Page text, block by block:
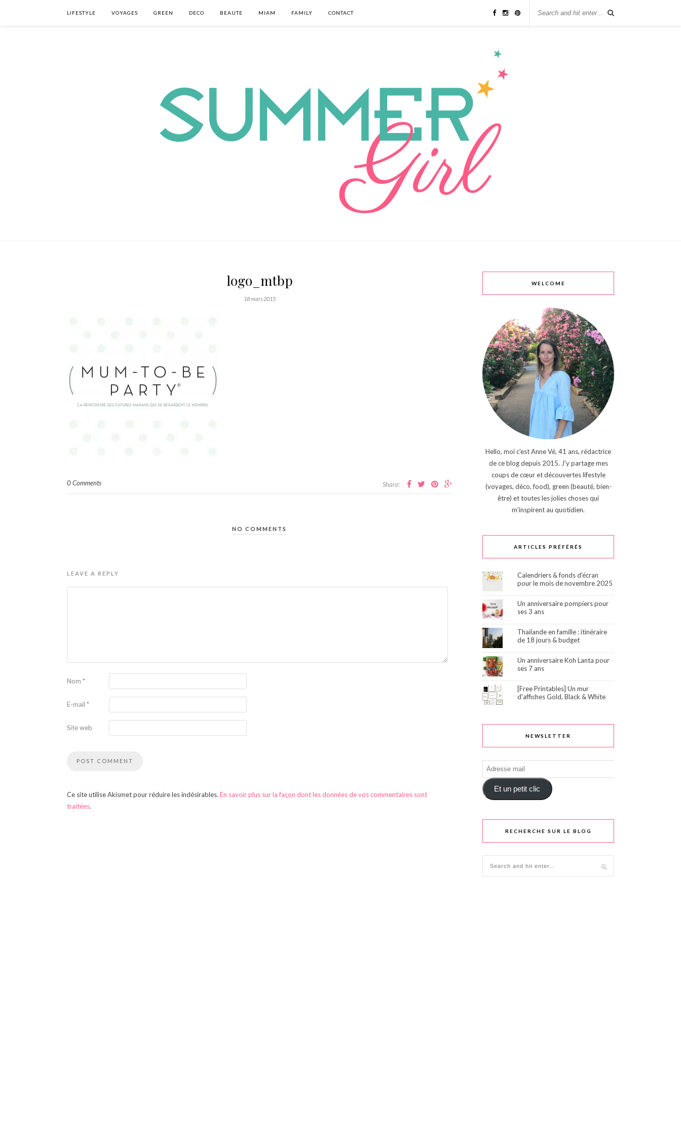
LIFESTYLE VOYAGES GREEN DECO BEAUTE MIAM FAMILY CONTACT
logo_mtbp
18 mars 2015
0 Comments Share:
NO COMMENTS
LEAVE A REPLY
Nom *
E-mail *
Site web
Ce site utilise Akismet pour réduire les indésirables. En savoir plus sur la façon dont les données de vos commentaires sont
traitées.
WELCOME
Hello, moi c'est Anne Vé, 41 ans, rédactrice
de ce blog depuis 2015. J'y partage mes
coups de cœur et découvertes lifestyle
(voyages, déco, food), green (beauté, bien-
être) et toutes les jolies choses qui
m'inspirent au quotidien.
ARTICLES PRÉFÉRÉS
Calendriers & fonds d'écran
pour le mois de novembre 2025
Un anniversaire pompiers pour
ses 3 ans
Thaïlande en famille : itinéraire
de 18 jours & budget
Un anniversaire Koh Lanta pour
ses 7 ans
[Free Printables] Un mur
d'affiches Gold, Black & White
NEWSLETTER
Adresse
mail
Et un petit clic
RECHERCHE SUR LE BLOG